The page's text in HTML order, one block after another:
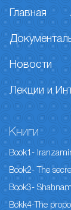
Главная
Новости
Лекции и
Книги
Book1-
Book2- The
Book3-
Bokk4-The